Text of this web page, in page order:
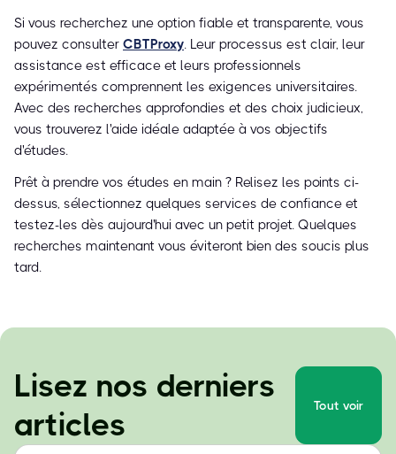
Si vous recherchez une option fiable et transparente, vous
pouvez consulter CBTProxy. Leur processus est clair, leur
assistance est efficace et leurs professionnels
expérimentés comprennent les exigences universitaires.
Avec des recherches approfondies et des choix judicieux,
vous trouverez l'aide idéale adaptée à vos objectifs
d'études.
Prêt à prendre vos études en main ? Relisez les points ci-
dessus, sélectionnez quelques services de confiance et
testez-les dès aujourd'hui avec un petit projet. Quelques
recherches maintenant vous éviteront bien des soucis plus
tard.
Lisez nos derniers
articles
Tout voir